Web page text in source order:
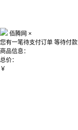
佰腾网 ×
您有一笔待支付订单 等待付款
商品信息：
总价：
￥